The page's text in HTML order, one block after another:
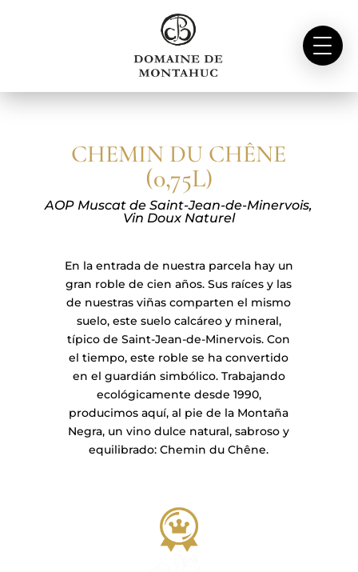
CHEMIN DU CHÊNE
(0,75L)
AOP Muscat de Saint-Jean-de-Minervois,
Vin Doux Naturel
En la entrada de nuestra parcela hay un
gran roble de cien años. Sus raíces y las
de nuestras viñas comparten el mismo
suelo, este suelo calcáreo y mineral,
típico de Saint-Jean-de-Minervois. Con
el tiempo, este roble se ha convertido
en el guardián simbólico. Trabajando
ecológicamente desde 1990,
producimos aquí, al pie de la Montaña
Negra, un vino dulce natural, sabroso y
equilibrado: Chemin du Chêne.